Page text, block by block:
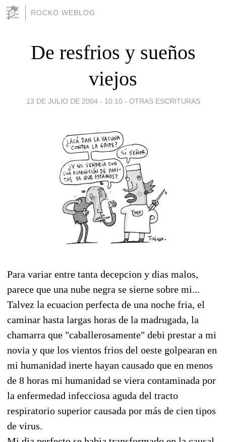
ROCKO WEBLOG
De resfrios y sueños
viejos
13 DE JULIO DE 2004 - 10:10 - OTRAS ESCRITURAS
Para variar entre tanta decepcion y dias malos,
parece que una nube negra se sierne sobre mi...
Talvez la ecuacion perfecta de una noche fria, el
caminar hasta largas horas de la madrugada, la
chamarra que "caballerosamente" debi prestar a mi
novia y que los vientos frios del oeste golpearan en
mi humanidad inerte hayan causado que en menos
de 8 horas mi humanidad se viera contaminada por
la enfermedad infecciosa aguda del tracto
respiratorio superior causada por más de cien tipos
de virus.